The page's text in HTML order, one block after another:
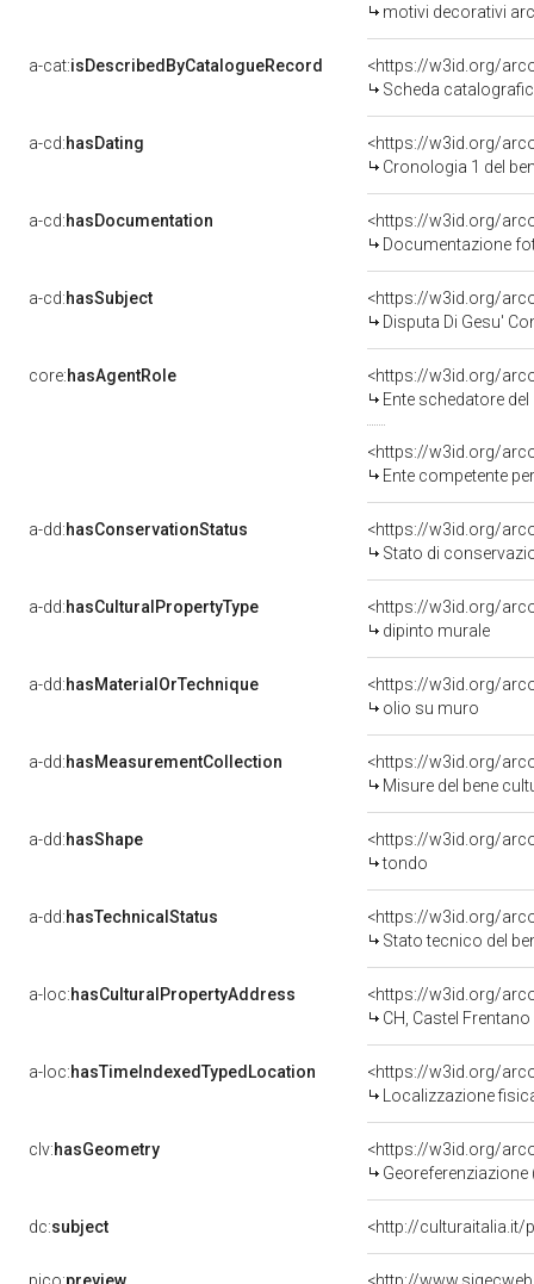
motivi decorativi
a-cat:isDescribedByCatalogueRecord
<https://w3id.org/
Scheda
a-cd:hasDating
<https://w3id.org/
Cronologia 1 del
a-cd:hasDocumentation
Documentazione
a-cd:hasSubject
<https://w3id.org/
Disputa Di Gesu'
core:hasAgentRole
<https://w3id.org/
Ente schedatore del
<https://w3id.org/
Ente competente per
a-dd:hasConservationStatus
<https://w3id.org/
Stato di
a-dd:hasCulturalPropertyType
<https://w3id.org/
dipinto murale
a-dd:hasMaterialOrTechnique
<https://w3id.org/
olio su muro
a-dd:hasMeasurementCollection
<https://w3id.org/
Misure del bene
a-dd:hasShape
<https://w3id.org/
tondo
a-dd:hasTechnicalStatus
<https://w3id.org/
Stato tecnico del
a-loc:hasCulturalPropertyAddress
<https://w3id.org/
CH, Castel Frentano
a-loc:hasTimeIndexedTypedLocation
<https://w3id.org/
Localizzazione
clv:hasGeometry
<https://w3id.org/
Georeferenziazione
dc:subject <http://culturaitalia.it/